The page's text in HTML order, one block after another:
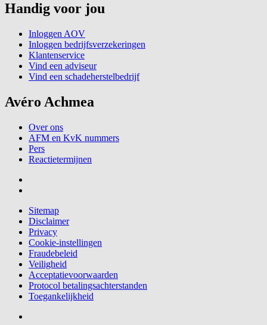
Handig voor jou
Inloggen AOV
Inloggen bedrijfsverzekeringen
Klantenservice
Vind een adviseur
Vind een schadeherstelbedrijf
Avéro Achmea
Over ons
AFM en KvK nummers
Pers
Reactietermijnen
Sitemap
Disclaimer
Privacy
Cookie-instellingen
Fraudebeleid
Veiligheid
Acceptatievoorwaarden
Protocol betalingsachterstanden
Toegankelijkheid